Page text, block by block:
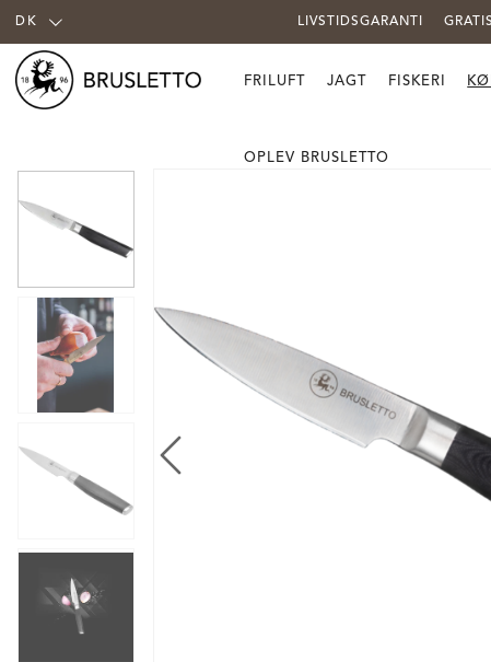
DK LIVSTIDSGARANTI
FRILUFT JAGT FISKERI
OPLEV BRUSLETTO